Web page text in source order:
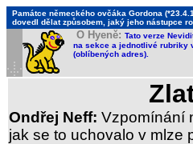
Památce německého ovčáka Gordona
dovedl dělat způsobem, jaký jeho nástupce
O Hyeně: Tato verze
na sekce a jednotlivé rubriky
(oblíbených adres).
Ondřej Neff: Vzpomínání
jak se to uchovalo v mlze